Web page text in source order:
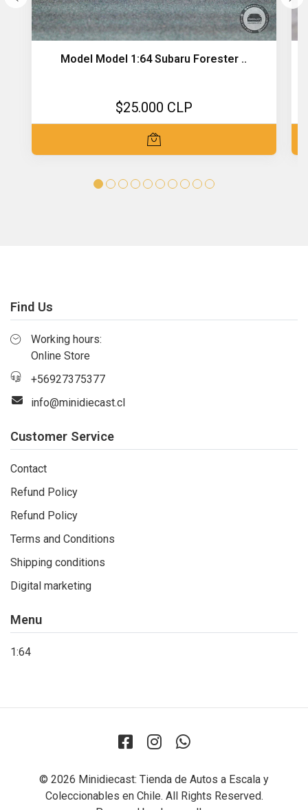
Model Model 1:64 Subaru Forester ..
$25.000 CLP
Find Us
Working hours:
Online Store
+56927375377
info@minidiecast.cl
Customer Service
Contact
Refund Policy
Refund Policy
Terms and Conditions
Shipping conditions
Digital marketing
Menu
1:64
© 2026 Minidiecast: Tienda de Autos a Escala y
Coleccionables en Chile. All Rights Reserved.